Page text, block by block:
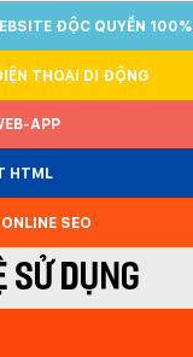
ĐỘC QUYỀN 100%
THOẠI DI ĐỘNG
APP
HTML
SEO
SỬ DỤNG